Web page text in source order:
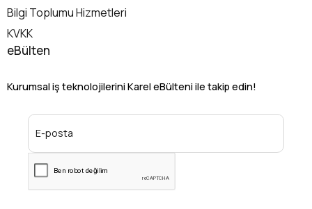
Bilgi Toplumu Hizmetleri
KVKK
eBülten
Kurumsal iş teknolojilerini Karel eBülteni ile takip edin!